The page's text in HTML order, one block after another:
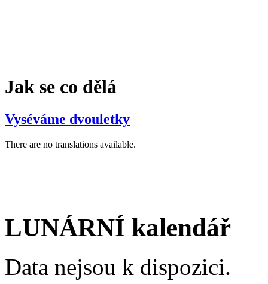
Jak se co dělá
Vyséváme dvouletky
There are no translations available.
LUNÁRNÍ kalendář
Data nejsou k dispozici.